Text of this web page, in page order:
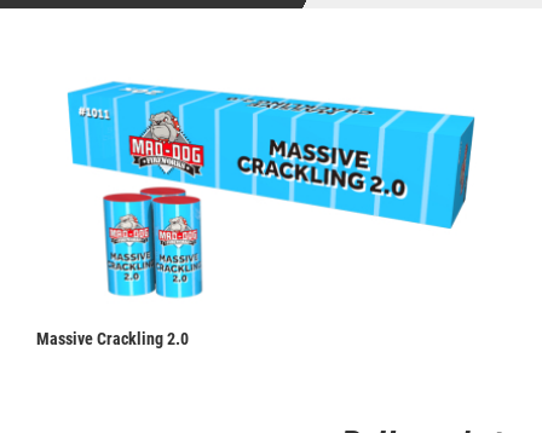
Massive Crackling 2.0